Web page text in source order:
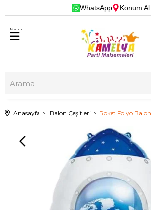
WhatsApp Konum Al
Menu
Anasayfa Balon Çeşitleri Roket Folyo Balon